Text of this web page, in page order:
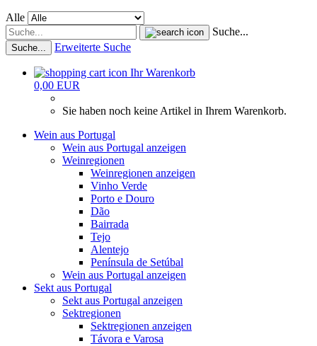
Alle
Suche...
Suche... Erweiterte Suche
Ihr Warenkorb
0,00 EUR
Sie haben noch keine Artikel in Ihrem Warenkorb.
Wein aus Portugal
Wein aus Portugal anzeigen
Weinregionen
Weinregionen anzeigen
Vinho Verde
Porto e Douro
Dão
Bairrada
Tejo
Alentejo
Península de Setúbal
Wein aus Portugal anzeigen
Sekt aus Portugal
Sekt aus Portugal anzeigen
Sektregionen
Sektregionen anzeigen
Távora e Varosa